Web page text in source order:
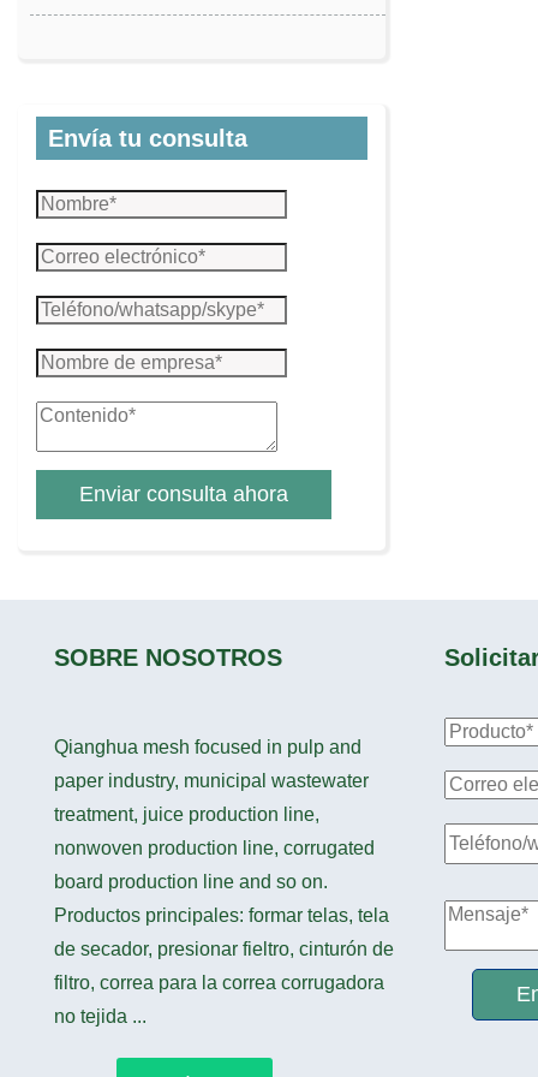
Envía tu consulta
Enviar consulta ahora
SOBRE NOSOTROS
Qianghua mesh focused in pulp and
paper industry, municipal wastewater
treatment, juice production line,
nonwoven production line, corrugated
board production line and so on.
Productos principales: formar telas, tela
de secador, presionar fieltro, cinturón de
filtro, correa para la correa corrugadora
no tejida ...